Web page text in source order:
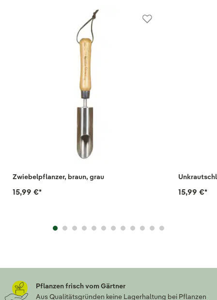
Zwiebelpflanzer, braun, grau
15,99 €* 15,99 €*
Pflanzen frisch vom Gärtner
Aus Qualitätsgründen keine Lagerhaltung bei Pflanzen